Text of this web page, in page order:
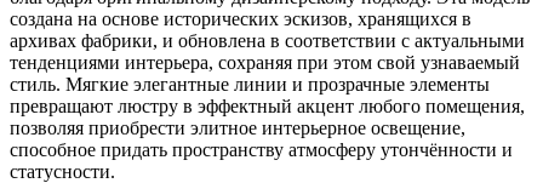
создана на основе исторических эскизов, хранящихся в
архивах фабрики, и обновлена в соответствии с актуальными
тенденциями интерьера, сохраняя при этом свой узнаваемый
стиль. Мягкие элегантные линии и прозрачные элементы
превращают люстру в эффектный акцент любого помещения,
позволяя приобрести элитное интерьерное освещение,
способное придать пространству атмосферу утончённости и
статусности.